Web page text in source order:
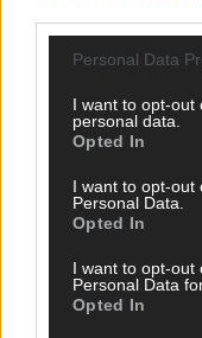
Personal Data
I want to opt-out
personal data.
Opted In
I want to opt-out
Personal Data.
Opted In
I want to opt-out
Personal Data
Opted In
Katowice